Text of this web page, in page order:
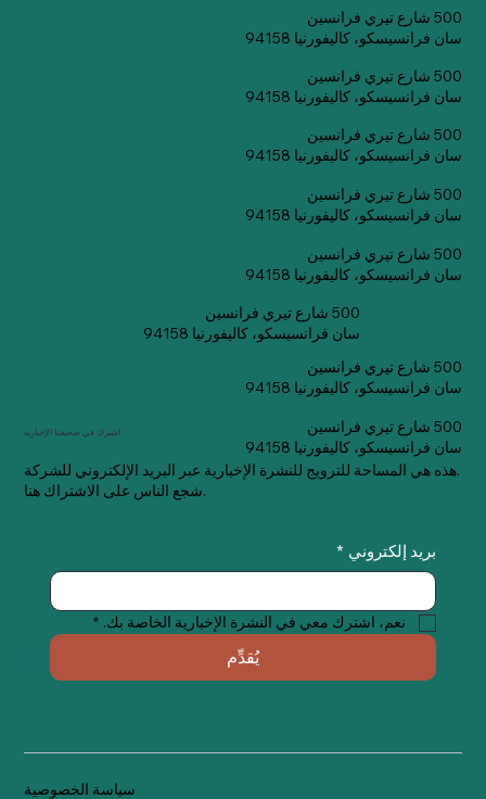
500 شارع تيري فرانسين
سان فرانسيسكو، كاليفورنيا 94158
500 شارع تيري فرانسين
سان فرانسيسكو، كاليفورنيا 94158
500 شارع تيري فرانسين
سان فرانسيسكو، كاليفورنيا 94158
500 شارع تيري فرانسين
سان فرانسيسكو، كاليفورنيا 94158
500 شارع تيري فرانسين
سان فرانسيسكو، كاليفورنيا 94158
500 شارع تيري فرانسين
سان فرانسيسكو، كاليفورنيا 94158
500 شارع تيري فرانسين
سان فرانسيسكو، كاليفورنيا 94158
500 شارع تيري فرانسين
سان فرانسيسكو، كاليفورنيا 94158
اشترك في صحيفتنا الإخبارية
هذه هي المساحة للترويج للنشرة الإخبارية عبر البريد الإلكتروني للشركة.
شجع الناس على الاشتراك هنا.
بريد إلكتروني *
نعم، اشترك معي في النشرة الإخبارية الخاصة بك. *
يُقدِّم
سياسة الخصوصية